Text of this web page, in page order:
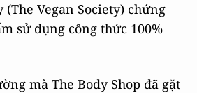
Vegan Society) chứng
sử dụng công thức 100%
mà The Body Shop đã gặt